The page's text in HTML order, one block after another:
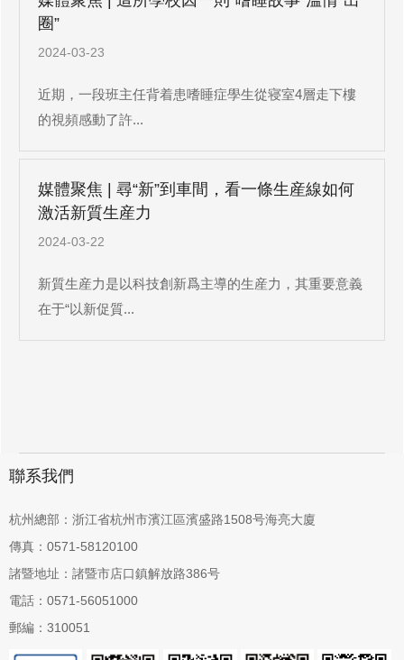
圈”
2024-03-23
近期，一段班主任背着患嗜睡症學生從寝室4層走下樓
的視頻感動了許...
媒體聚焦 | 尋“新”到車間，看一條生産線如何
激活新質生産力
2024-03-22
新質生産力是以科技創新爲主導的生産力，其重要意義
在于“以新促質...
聯系我們
杭州總部：浙江省杭州市濱江區濱盛路1508号海亮大廈
傳真：0571-58120100
諸暨地址：諸暨市店口鎮解放路386号
電話：0571-56051000
郵編：310051